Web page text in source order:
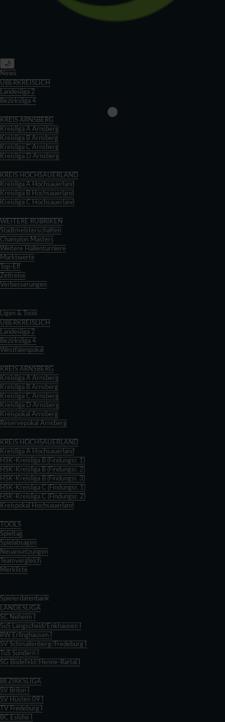
🌙
News
ÜBERKREISLICH
Landesliga 2
Bezirksliga 4
KREIS ARNSBERG
Kreisliga A Arnsberg
Kreisliga B Arnsberg
Kreisliga C Arnsberg
Kreisliga D Arnsberg
KREIS HOCHSAUERLAND
Kreisliga A Hochsauerland
Kreisliga B Hochsauerland
Kreisliga C Hochsauerland
WEITERE RUBRIKEN
Stadtmeisterschaften
Champion Masters
Weitere Hallenturniere
Marktwerte
Top-Elf
Zeitreise
Verbesserungen
Ligen & Tools
ÜBERKREISLICH
Landesliga 2
Bezirksliga 4
Westfalenpokal
KREIS ARNSBERG
Kreisliga A Arnsberg
Kreisliga B Arnsberg
Kreisliga C Arnsberg
Kreisliga D Arnsberg
Kreispokal Arnsberg
Reservepokal Arnsberg
KREIS HOCHSAUERLAND
Kreisliga A Hochsauerland
HSK-Kreisliga B (Findungsr. 1)
HSK-Kreisliga B (Findungsr. 2)
HSK-Kreisliga B (Findungsr. 3)
HSK-Kreisliga C (Findungsr. 1)
HSK-Kreisliga C (Findungsr. 2)
Kreispokal Hochsauerland
TOOLS
Spieltag
Spielabsagen
Neuansetzungen
Teamvergleich
Merkliste
Spielerdatenbank
LANDESLIGA
SC Neheim I
SuS Langscheid/Enkhausen I
RW Erlinghausen I
SV Schmallenberg/Fredeburg I
TuS Sundern I
SG Bödefeld/Henne-Rartal I
BEZIRKSLIGA
SV Brilon I
SV Hüsten 09 I
TV Fredeburg I
BC Eslohe I